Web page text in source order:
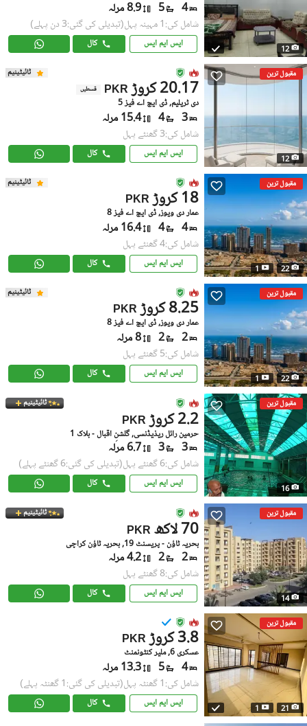
12
4
5 8.9 مرلہ
شامل کی:1 مہینہ پہل (تبدیلی کی گئی:3 دن پہلے)
ایس ایم ایس کال
مقبول ترین
12
ٹائیٹینیم
PKR 20.17 کروڑ قسطیں
دی ٹریلیم, ڈی ایچ اے فیز 5
3
4 15.4 مرلہ
شامل کی:3 گھنٹے پہل
ایس ایم ایس کال
مقبول ترین
22
1
ٹائیٹینیم
PKR 18 کروڑ
عمار دی ویوز, ڈی ایچ اے فیز 8
4
4 16.4 مرلہ
شامل کی:4 گھنٹے پہل
ایس ایم ایس کال
مقبول ترین
22
1
ٹائیٹینیم
PKR 8.25 کروڑ
عمار دی ویوز, ڈی ایچ اے فیز 8
2
2 8 مرلہ
شامل کی:5 گھنٹے پہل
ایس ایم ایس کال
مقبول ترین
16
ٹائیٹینیم
PKR 2.2 کروڑ
حرمین رائل ریذیڈنسی, گلشنِ اقبال - بلاک 1
3
3 6.7 مرلہ
شامل کی:6 گھنٹے پہل (تبدیلی کی گئی:6 گھنٹے پہلے)
ایس ایم ایس کال
مقبول ترین
14
ٹائیٹینیم
PKR 70 لاکھ
بحریہ ٹاؤن - پریسنٹ 19, بحریہ ٹاؤن کراچی
2
2 4.2 مرلہ
شامل کی:8 گھنٹے پہل
ایس ایم ایس کال
مقبول ترین
21
1
PKR 3.8 کروڑ
عسکری 6, ملیر کنٹونمنٹ
4
5 13.3 مرلہ
شامل کی:1 گھنٹہ پہل (تبدیلی کی گئی:1 گھنٹہ پہلے)
ایس ایم ایس کال